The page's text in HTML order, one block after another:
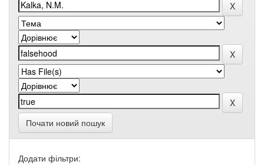
Почати новий пошук
Додати фільтри: